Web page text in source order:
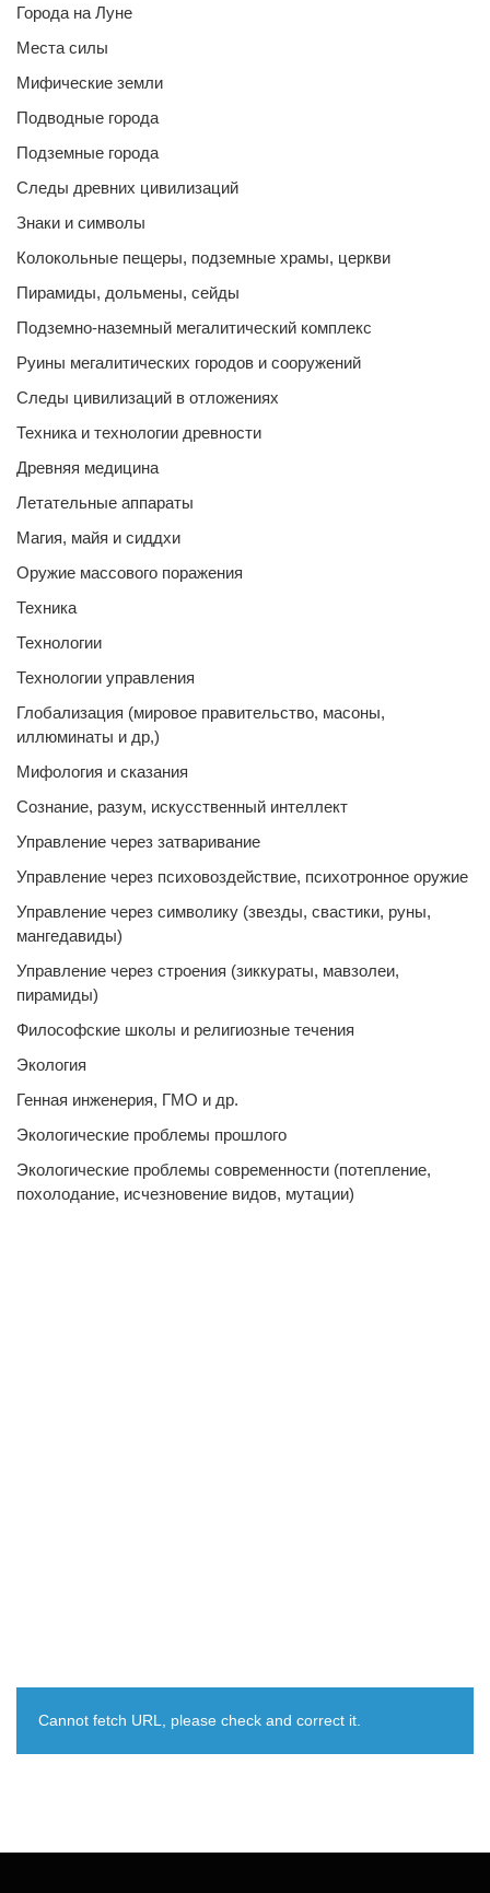
Города на Луне
Места силы
Мифические земли
Подводные города
Подземные города
Следы древних цивилизаций
Знаки и символы
Колокольные пещеры, подземные храмы, церкви
Пирамиды, дольмены, сейды
Подземно-наземный мегалитический комплекс
Руины мегалитических городов и сооружений
Следы цивилизаций в отложениях
Техника и технологии древности
Древняя медицина
Летательные аппараты
Магия, майя и сиддхи
Оружие массового поражения
Техника
Технологии
Технологии управления
Глобализация (мировое правительство, масоны,
иллюминаты и др,)
Мифология и сказания
Сознание, разум, искусственный интеллект
Управление через затваривание
Управление через психовоздействие, психотронное оружие
Управление через символику (звезды, свастики, руны,
мангедавиды)
Управление через строения (зиккураты, мавзолеи,
пирамиды)
Философские школы и религиозные течения
Экология
Генная инженерия, ГМО и др.
Экологические проблемы прошлого
Экологические проблемы современности (потепление,
похолодание, исчезновение видов, мутации)
Cannot fetch URL, please check and correct it.